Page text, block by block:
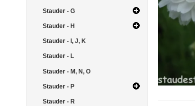
Stauder - G
Stauder - H
Stauder - I, J, K
Stauder - L
Stauder - M, N, O
Stauder - P
Stauder - R